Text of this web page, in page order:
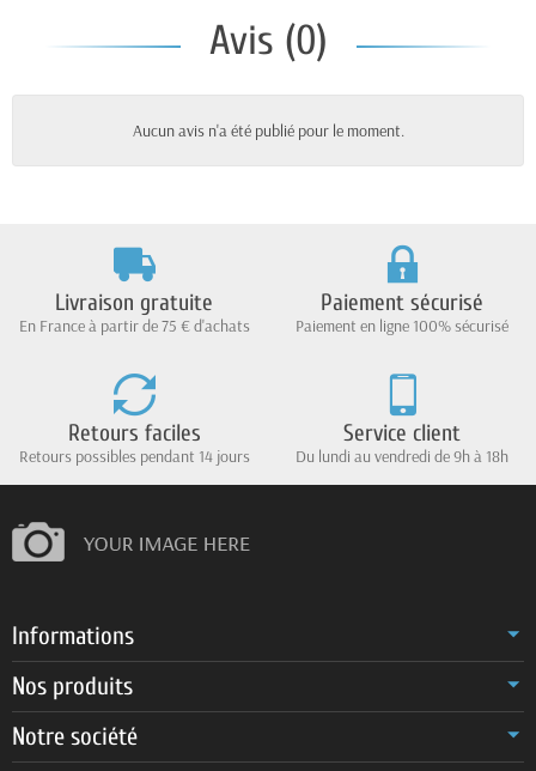
Avis (0)
Aucun avis n'a été publié pour le moment.
Livraison gratuite
En France à partir de 75 € d'achats
Paiement sécurisé
Paiement en ligne 100% sécurisé
Retours faciles
Retours possibles pendant 14 jours
Service client
Du lundi au vendredi de 9h à 18h
Informations
Nos produits
Notre société